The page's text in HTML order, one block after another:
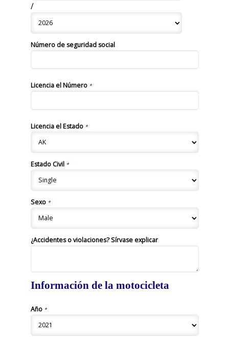
/
Número de seguridad social
Licencia el Número*
Licencia el Estado*
Estado Civil *
Sexo*
¿Accidentes o violaciones? Sírvase explicar
Información de la motocicleta
Año*